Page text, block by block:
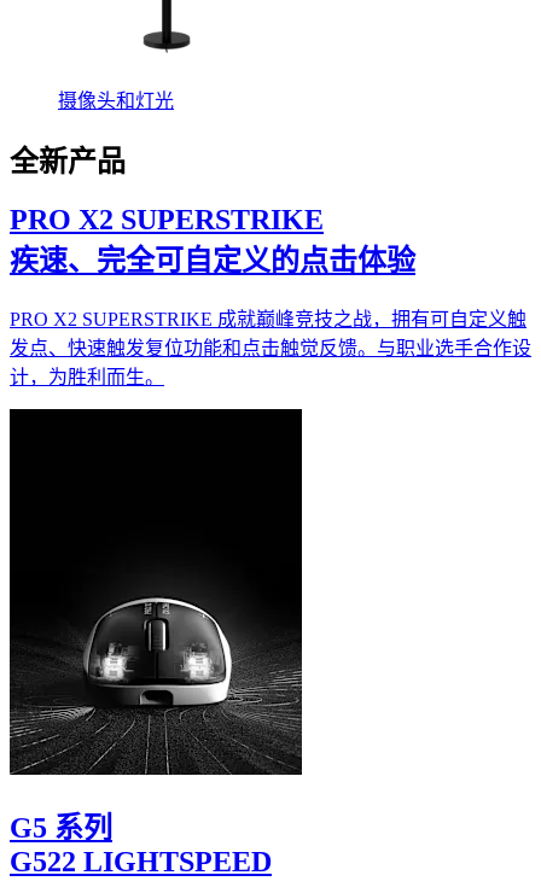
摄像头和灯光
全新产品
PRO X2 SUPERSTRIKE
疾速、完全可自定义的点击体验
PRO X2 SUPERSTRIKE 成就巅峰竞技之战，拥有可自定义触
发点、快速触发复位功能和点击触觉反馈。与职业选手合作设
计，为胜利而生。
G5 系列
G522 LIGHTSPEED